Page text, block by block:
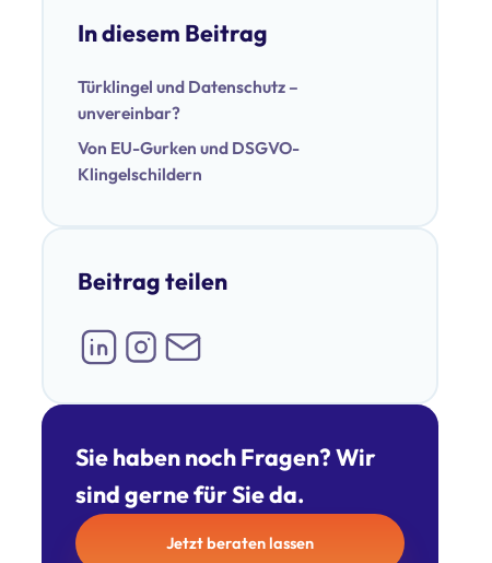
In diesem Beitrag
Türklingel und Datenschutz –
unvereinbar?
Von EU-Gurken und DSGVO-
Klingelschildern
Beitrag teilen
Sie haben noch Fragen? Wir
sind gerne für Sie da.
Jetzt beraten lassen